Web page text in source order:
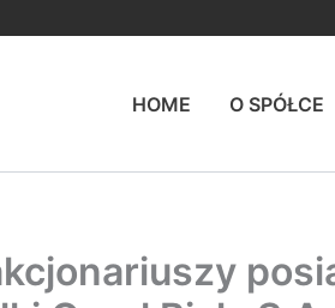
HOME
O SPÓŁCE